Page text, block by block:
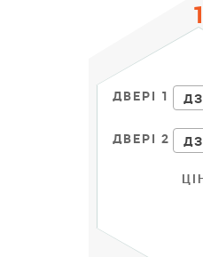
ДВЕРІ 1
ДВЕРІ 2